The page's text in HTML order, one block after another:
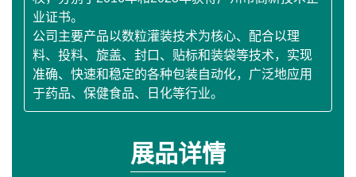
业证书。
公司主要产品以数粒灌装技术为核心、配合以理
料、投料、旋盖、封口、贴标和装袋等技术，实现
准确、快速和稳定的各种包装自动化，广泛地应用
于药品、保健食品、日化等行业。
展品详情